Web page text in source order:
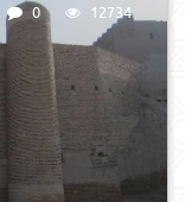
0 12734